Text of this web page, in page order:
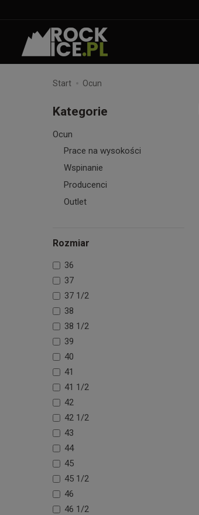
Start Ocun
Kategorie
Ocun
Prace na wysokości
Wspinanie
Producenci
Outlet
Rozmiar
36
37
37 1/2
38
38 1/2
39
40
41
41 1/2
42
42 1/2
43
44
45
45 1/2
46
46 1/2